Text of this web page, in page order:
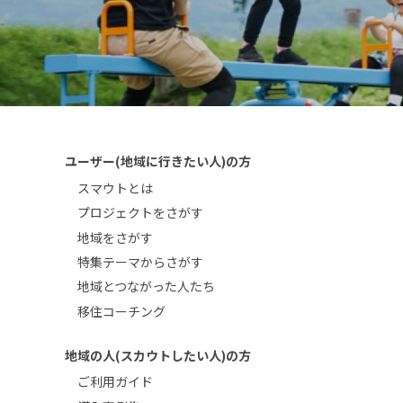
ユーザー(地域に行きたい人)の方
スマウトとは
プロジェクトをさがす
地域をさがす
特集テーマからさがす
地域とつながった人たち
移住コーチング
地域の人(スカウトしたい人)の方
ご利用ガイド